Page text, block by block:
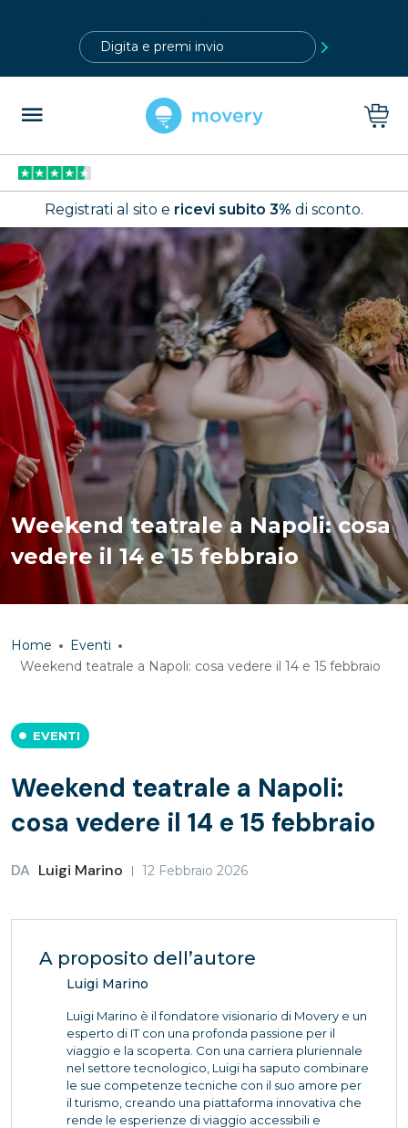
Registrati al sito e ricevi subito 3% di sconto.
Weekend teatrale a Napoli: cosa
vedere il 14 e 15 febbraio
Home
Eventi
Weekend teatrale a Napoli: cosa vedere il 14 e 15 febbraio
EVENTI
Weekend teatrale a Napoli:
cosa vedere il 14 e 15 febbraio
DA Luigi Marino 12 Febbraio 2026
A proposito dell’autore
Luigi Marino
Luigi Marino è il fondatore visionario di Movery e un
esperto di IT con una profonda passione per il
viaggio e la scoperta. Con una carriera pluriennale
nel settore tecnologico, Luigi ha saputo combinare
le sue competenze tecniche con il suo amore per
il turismo, creando una piattaforma innovativa che
rende le esperienze di viaggio accessibili e